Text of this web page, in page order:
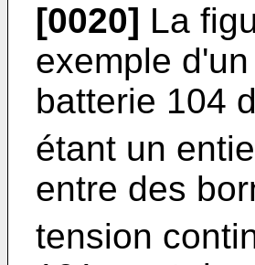
[0020] La
exemple
batterie 104
étant un
entre des
tension